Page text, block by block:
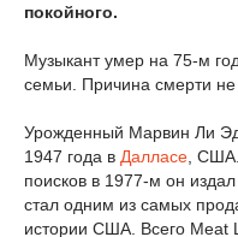
покойного.
Музыкант умер на 75-м
семьи. Причина смерти не
Урожденный Марвин Ли
1947 года в Далласе ,
поисков в 1977-м он
стал одним из самых
истории США. Всего Meat